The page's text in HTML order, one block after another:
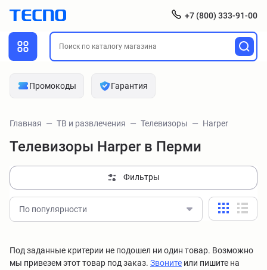
+7 (800) 333-91-00
Промокоды Гарантия
Главная ТВ и развлечения Телевизоры Harper
Телевизоры Harper в Перми
Фильтры
По популярности
Под заданные критерии не подошел ни один товар. Возможно
мы привезем этот товар под заказ. Звоните или пишите на